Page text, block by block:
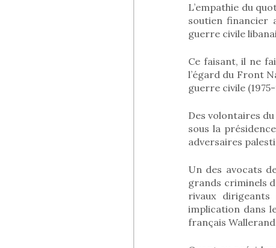
L’empathie du
soutien financier
guerre civile
Ce faisant, il ne
l’égard du Front
guerre civile
Des volontaires
sous la
adversaires
Un des avocats
grands criminels
rivaux
implication dans
français